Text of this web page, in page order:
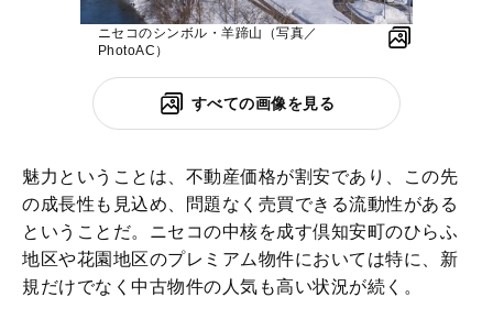
ニセコのシンボル・羊蹄山（写真／
PhotoAC）
すべての画像を見る
魅力ということは、不動産価格が割安であり、この先
の成長性も見込め、問題なく売買できる流動性がある
ということだ。ニセコの中核を成す倶知安町のひらふ
地区や花園地区のプレミアム物件においては特に、新
規だけでなく中古物件の人気も高い状況が続く。